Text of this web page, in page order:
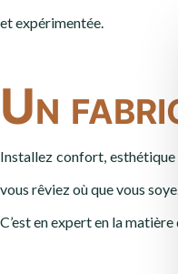
et expérimentée.
Un
Installez confort,
vous rêviez où que vous
C’est en expert en la